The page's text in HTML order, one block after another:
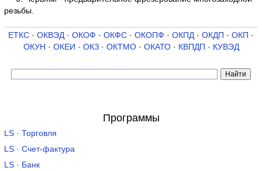
резьбы.
ЕТКС · ОКВЭД · ОКОФ · ОКФС · ОКОПФ · ОКПД · ОКДП · ОКП ·
ОКУН · ОКЕИ · ОКЗ· ОКТМО· ОКАТО· КВПДП · КУВЭД
Программы
LS · Торговля
LS · Счет-фактура
LS · Банк